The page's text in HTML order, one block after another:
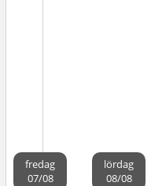
fredag
07/08
lördag
08/08